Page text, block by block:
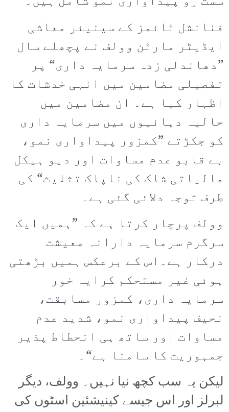
فنانشل ٹائمز کے سینیئر معاشی
ایڈیٹر مارٹن وولف نے پچھلے سال
”دھاندلی زدہ سرمایہ داری“ پر
تفصیلی مضامین میں انہی خدشات کا
اظہار کیا ہے۔ ان مضامین میں
حالیہ دہائیوں میں سرمایہ داری
کو جکڑتے ”کمزور پیداواری نمو،
بے قابو عدم مساوات اور دیو ہیکل
مالیاتی شاک کی ناپاک تثلیث“ کی
طرف توجہ دلائی گئی ہے۔
وولف پرچار کرتا ہے کہ ”ہمیں ایک
سرگرم سرمایہ دارانہ معیشت
درکار ہے۔اس کے برعکس ہمیں بڑھتی
ہوئی غیر مستحکم کرایہ خور
سرمایہ داری، کمزور مسابقت،
نحیف پیداواری نمو، شدید عدم
مساوات اور ساتھ ہی انحطاط پذیر
جمہوریت کا سامنا ہے“۔
لیکن یہ سب کچھ نیا نہیں۔ وولف، دیگر
لبرلز اور اس جیسے کینیشئین اسٹوں کی